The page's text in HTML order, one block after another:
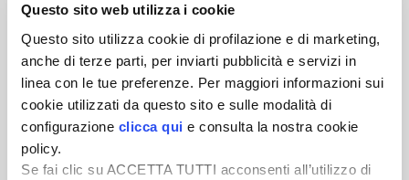
Questo sito web utilizza i cookie
Questo sito utilizza cookie di profilazione e di marketing,
anche di terze parti, per inviarti pubblicità e servizi in
linea con le tue preferenze. Per maggiori informazioni sui
cookie utilizzati da questo sito e sulle modalità di
configurazione clicca qui e consulta la nostra cookie
policy.
Se fai clic su ACCETTA TUTTI acconsenti all’utilizzo di
Newsletter
Scopri un servizio d'informazione di alta qualità. Tagliato sulle tue
esigenze.